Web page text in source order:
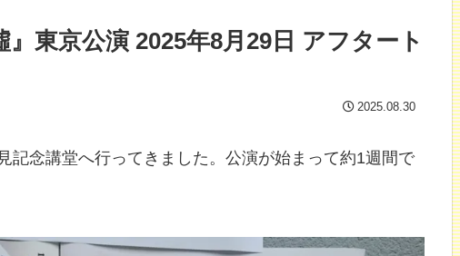
東京公演 2025年8月29日 アフタート
2025.08.30
記念講堂へ行ってきました。公演が始まって約1週間で